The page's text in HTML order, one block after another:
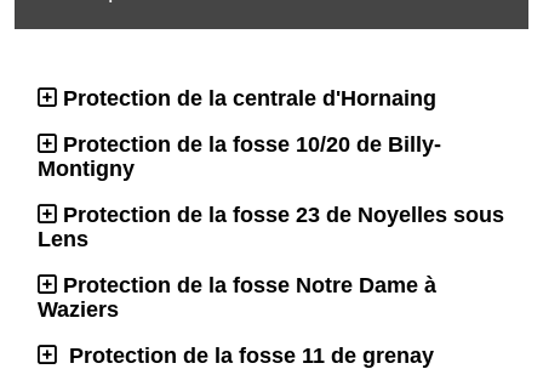
Protection de la centrale d'Hornaing
Protection de la fosse 10/20 de Billy-
Montigny
Protection de la fosse 23 de Noyelles sous
Lens
Protection de la fosse Notre Dame à
Waziers
Protection de la fosse 11 de grenay